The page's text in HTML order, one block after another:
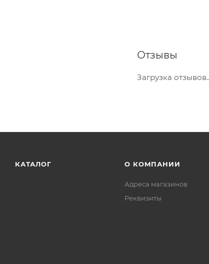
Отзывы
Загрузка
КАТАЛОГ О КОМПАНИИ
Адреса магазинов
Реквизиты